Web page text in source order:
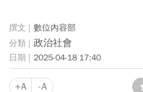
數位內容部
政治社會
2025-04-18 17:40
+A -A